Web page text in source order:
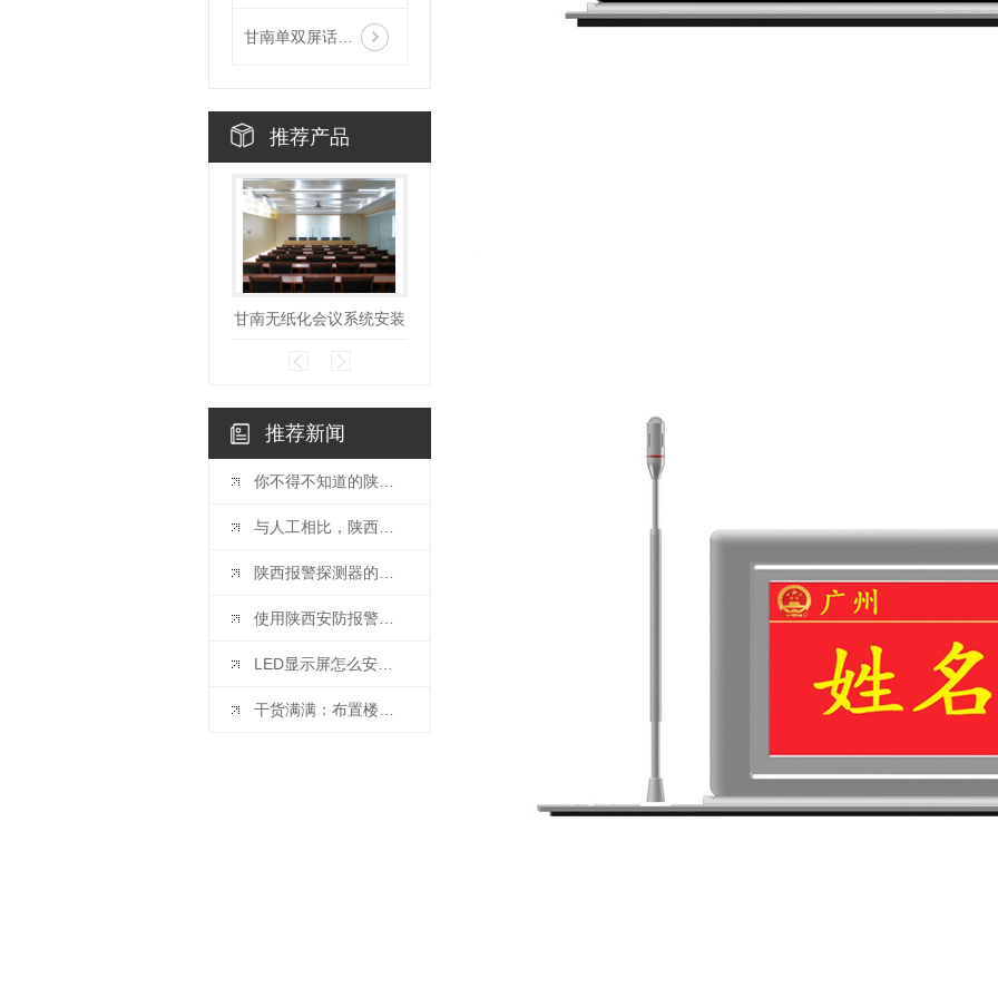
甘南单双屏话筒升降
推荐产品
甘南无纸化会议系统安装
推荐新闻
你不得不知道的陕西户外LED显示屏安装注意要点！
与人工相比，陕西楼宇自控系统的优势体现在哪些方面？
陕西报警探测器的常见连接方式有哪些呢？
使用陕西安防报警系统对我们有哪些好处呢？它有哪些功能？
LED显示屏怎么安装？陕西LED屏厂家为您介绍正确安装方法
干货满满：布置楼宇自控系统所能带来的好处与其作用